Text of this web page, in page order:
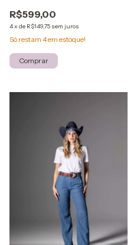
R$599,00
4x de R$149,75 sem juros
Só restam 4em estoque!
Comprar